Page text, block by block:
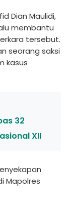
Dian Maulidi,
membantu
tersebut.
seorang saksi
kasus
32
XII
Mapolres